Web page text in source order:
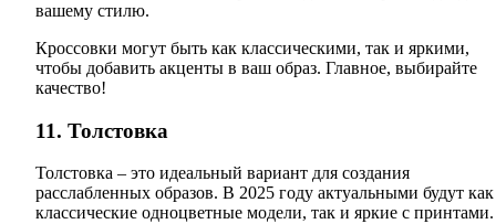
вашему стилю.
Кроссовки могут быть как классическими, так и яркими,
чтобы добавить акценты в ваш образ. Главное, выбирайте
качество!
11. Толстовка
Толстовка – это идеальный вариант для создания
расслабленных образов. В 2025 году актуальными будут как
классические одноцветные модели, так и яркие с принтами.